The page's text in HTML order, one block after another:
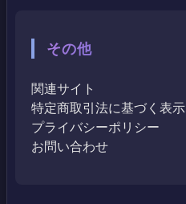
その他
関連サイト
特定商取引法に基づく表示
プライバシーポリシー
お問い合わせ